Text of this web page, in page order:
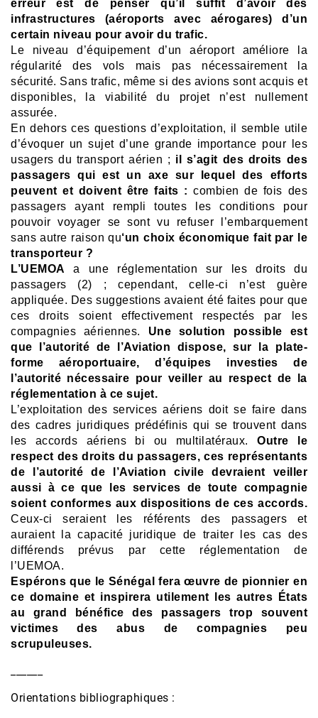
erreur est de penser qu’il suffit d’avoir des
infrastructures (aéroports avec aérogares) d’un
certain niveau pour avoir du trafic.
Le niveau d’équipement d’un aéroport améliore la
régularité des vols mais pas nécessairement la
sécurité. Sans trafic, même si des avions sont acquis et
disponibles, la viabilité du projet n’est nullement
assurée.
En dehors ces questions d’exploitation, il semble utile
d’évoquer un sujet d’une grande importance pour les
usagers du transport aérien ; i l s’agit des droits des
passagers qui est un axe sur lequel des efforts
peuvent et doivent être faits :combien de fois des
passagers ayant rempli toutes les conditions pour
pouvoir voyager se sont vu refuser l’embarquement
sans autre raison qu‘un choix économique fait par le
transporteur ?
L’UEMOA a une réglementation sur les droits du
passagers (2) ; cependant, celle-ci n’est guère
appliquée. Des suggestions avaient été faites pour que
ces droits soient effectivement respectés par les
compagnies aériennes. Une solution possible est
que l’autorité de l’Aviation dispose, sur la plate-
forme aéroportuaire, d’équipes investies de
l’autorité nécessaire pour veiller au respect de la
réglementation à ce sujet.
L’exploitation des services aériens doit se faire dans
des cadres juridiques prédéfinis qui se trouvent dans
les accords aériens bi ou multilatéraux.Outre le
respect des droits du passagers, ces représentants
de l’autorité de l’Aviation civile devraient veiller
aussi à ce que les services de toute compagnie
soient conformes aux dispositions de ces accords.
Ceux-ci seraient les référents des passagers et
auraient la capacité juridique de traiter les cas des
différends prévus par cette réglementation de
l’UEMOA.
Espérons que le Sénégal fera œuvre de pionnier en
ce domaine et inspirera utilement les autres États
au grand bénéfice des passagers trop souvent
victimes des abus de compagnies peu
scrupuleuses.
Orientations bibliographiques :